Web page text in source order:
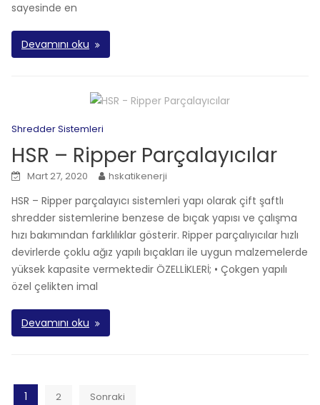
sayesinde en
Devamını oku
Shredder Sistemleri
HSR – Ripper Parçalayıcılar
Mart 27, 2020 hskatikenerji
HSR – Ripper parçalayıcı sistemleri yapı olarak çift şaftlı
shredder sistemlerine benzese de bıçak yapısı ve çalışma
hızı bakımından farklılıklar gösterir. Ripper parçalıyıcılar hızlı
devirlerde çoklu ağız yapılı bıçakları ile uygun malzemelerde
yüksek kapasite vermektedir ÖZELLİKLERİ; • Çokgen yapılı
özel çelikten imal
Devamını oku
Yazı
1 2 Sonraki